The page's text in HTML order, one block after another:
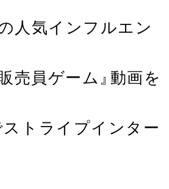
人気インフルエン
売員ゲーム 』動画を
トライプインター